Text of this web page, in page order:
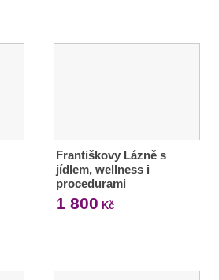
Františkovy Lázně s
jídlem, wellness i
procedurami
1 800 Kč